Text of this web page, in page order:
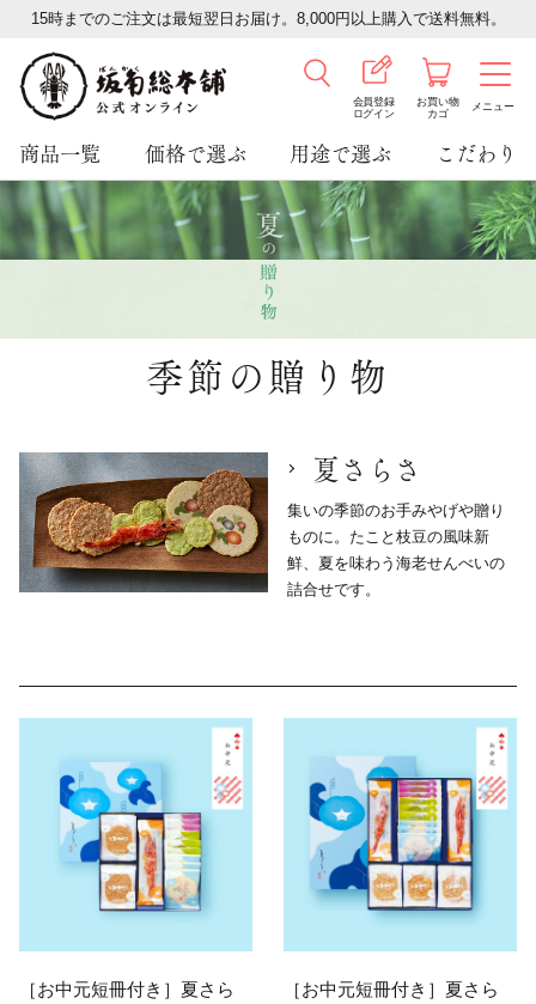
15時までのご注文は最短翌日お届け。8,000円以上購入で送料無料。
会員登録
ログイン
お買い物
カゴ
メニュー
商品一覧 価格で選ぶ 用途で選ぶ こだわり
季節の贈り物
夏さらさ
集いの季節のお手みやげや贈り
ものに。 たこと枝豆の風味新
鮮、夏を味わう海老せんべいの
詰合せです。
［お中元短冊付き］夏さら
［お中元短冊付き］夏さら